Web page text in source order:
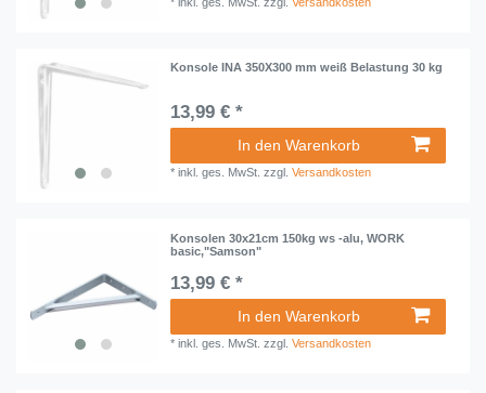
Konsole INA 350X300 mm weiß Belastung 30 kg
13,99 € *
In den Warenkorb
*inkl. ges. MwSt. zzgl.Versandkosten
Konsolen 30x21cm 150kg ws -alu, WORK
basic,"Samson"
13,99 € *
In den Warenkorb
*inkl. ges. MwSt. zzgl.Versandkosten